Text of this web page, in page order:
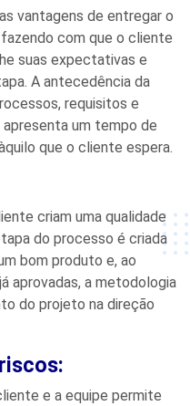
vantagens de entregar o
com que o cliente
suas expectativas e
A antecedência da
requisitos e
um tempo de
que o cliente espera.
criam uma qualidade
do processo é criada
bom produto e, ao
aprovadas, a metodologia
do projeto na direção
e a equipe permite